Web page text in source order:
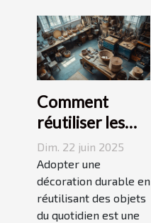
Comment
réutiliser les
objets du
quotidien pour
une décoration
durable
Dim. 22 juin 2025
Adopter une
décoration durable en
réutilisant des objets
du quotidien est une